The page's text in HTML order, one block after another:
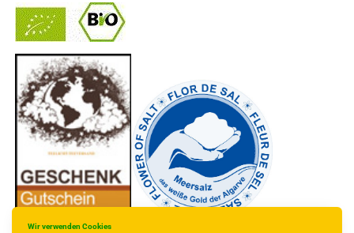
Wir verwenden Cookies